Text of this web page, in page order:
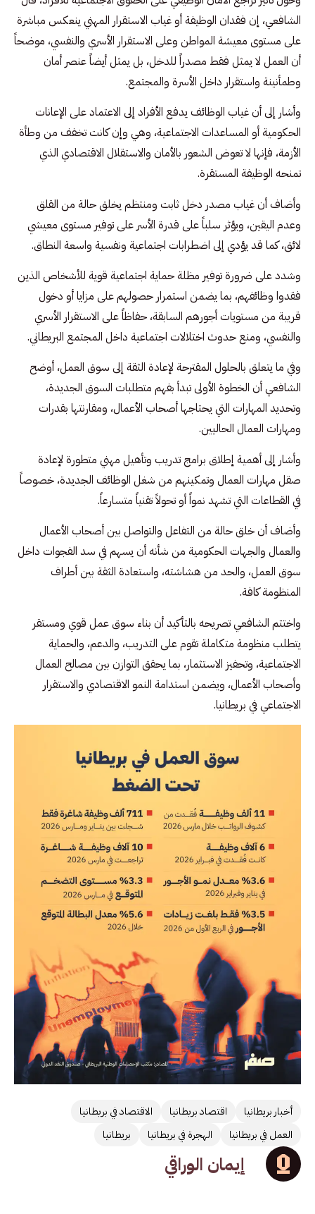
الشافعي، إن فقدان الوظيفة أو غياب الاستقرار المهني ينعكس مباشرة
على مستوى معيشة المواطن وعلى الاستقرار الأسري والنفسي، موضحاً
أن العمل لا يمثل فقط مصدراً للدخل، بل يمثل أيضاً عنصر أمان
وطمأنينة واستقرار داخل الأسرة والمجتمع.
وأشار إلى أن غياب الوظائف يدفع الأفراد إلى الاعتماد على الإعانات
الحكومية أو المساعدات الاجتماعية، وهي وإن كانت تخفف من وطأة
الأزمة، فإنها لا تعوض الشعور بالأمان والاستقلال الاقتصادي الذي
تمنحه الوظيفة المستقرة.
وأضاف أن غياب مصدر دخل ثابت ومنتظم يخلق حالة من القلق
وعدم اليقين، ويؤثر سلباً على قدرة الأسر على توفير مستوى معيشي
لائق، كما قد يؤدي إلى اضطرابات اجتماعية ونفسية واسعة النطاق.
وشدد على ضرورة توفير مظلة حماية اجتماعية قوية للأشخاص الذين
فقدوا وظائفهم، بما يضمن استمرار حصولهم على مزايا أو دخول
قريبة من مستويات أجورهم السابقة، حفاظاً على الاستقرار الأسري
والنفسي، ومنع حدوث اختلالات اجتماعية داخل المجتمع البريطاني.
وفي ما يتعلق بالحلول المقترحة لإعادة الثقة إلى سوق العمل، أوضح
الشافعي أن الخطوة الأولى تبدأ بفهم متطلبات السوق الجديدة،
وتحديد المهارات التي يحتاجها أصحاب الأعمال، ومقارنتها بقدرات
ومهارات العمال الحاليين.
وأشار إلى أهمية إطلاق برامج تدريب وتأهيل مهني متطورة لإعادة
صقل مهارات العمال وتمكينهم من شغل الوظائف الجديدة، خصوصاً
في القطاعات التي تشهد نمواً أو تحولاً تقنياً متسارعاً.
وأضاف أن خلق حالة من التفاعل والتواصل بين أصحاب الأعمال
والعمال والجهات الحكومية من شأنه أن يسهم في سد الفجوات داخل
سوق العمل، والحد من هشاشته، واستعادة الثقة بين أطراف
المنظومة كافة.
واختتم الشافعي تصريحه بالتأكيد أن بناء سوق عمل قوي ومستقر
يتطلب منظومة متكاملة تقوم على التدريب، والدعم، والحماية
الاجتماعية، وتحفيز الاستثمار، بما يحقق التوازن بين مصالح العمال
وأصحاب الأعمال، ويضمن استدامة النمو الاقتصادي والاستقرار
الاجتماعي في بريطانيا.
أخبار بريطانيا اقتصاد بريطانيا
الاقتصاد في بريطانيا
العمل في بريطانيا
الهجرة في بريطانيا بريطانيا
إيمان الوراقي